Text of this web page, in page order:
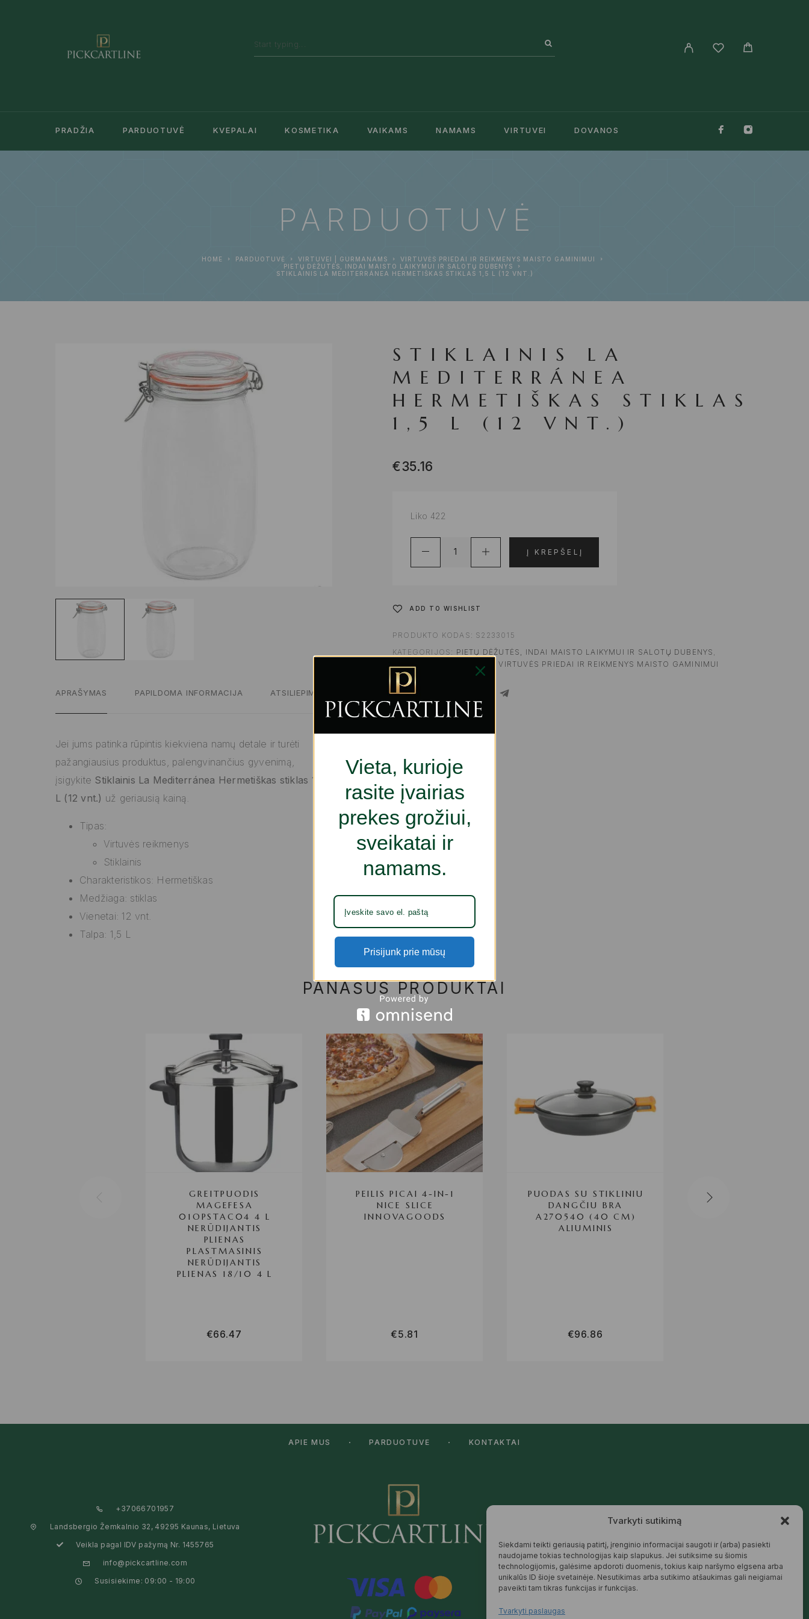
Tvarkyti sutikimą
Siekdami teikti geriausią patirtį, įrenginio informacijai saugoti ir (arba) pasiekti
naudojame tokias technologijas kaip slapukus. Jei sutiksime su šiomis
technologijomis, galėsime apdoroti duomenis, tokius kaip naršymo elgsena arba
unikalūs ID šioje svetainėje. Nesutikimas arba sutikimo atšaukimas gali neigiamai
paveikti tam tikras funkcijas ir funkcijas.
Tvarkyti paslaugas
PRADŽIA PARDUOTUVĖ KVEPALAI KOSMETIKA VAIKAMS NAMAMS VIRTUVEI DOVANOS
PARDUOTUVĖ
HOME PARDUOTUVĖ VIRTUVEI | GURMANAMS
VIRTUVĖS PRIEDAI IR REIKMENYS MAISTO GAMINIMUI
PIETŲ DĖŽUTĖS, INDAI MAISTO LAIKYMUI IR SALOTŲ DUBENYS
STIKLAINIS LA MEDITERRÁNEA HERMETIŠKAS STIKLAS 1,5 L (12 VNT.)
APRAŠYMAS PAPILDOMA INFORMACIJA ATSILIEPIMAI
Jei jums patinka rūpintis kiekviena namų detale ir turėti
pažangiausius produktus, palengvinančius gyvenimą,
įsigykite Stiklainis La Mediterránea Hermetiškas stiklas 1,5
L (12 vnt.) už geriausią kainą.
Tipas:
Virtuvės reikmenys
Stiklainis
Charakteristikos: Hermetiškas
Medžiaga: stiklas
Vienetai: 12 vnt.
Talpa: 1,5 L
STIKLAINIS LA
MEDITERRÁNEA
HERMETIŠKAS STIKLAS
1,5 L (12 VNT.)
€35.16
Liko 422
Į KREPŠELĮ
ADD TO WISHLIST
PRODUKTO KODAS: S2233015
KATEGORIJOS: PIETŲ DĖŽUTĖS, INDAI MAISTO LAIKYMUI IR SALOTŲ DUBENYS
,VIRTUVĖS PRIEDAI IR REIKMENYS MAISTO GAMINIMUI
SHARE
PANAŠŪS PRODUKTAI
GREITPUODIS
MAGEFESA
01OPSTAC04 4 L
NERŪDIJANTIS
PLIENAS
PLASTMASINIS
NERŪDIJANTIS
PLIENAS 18/10 4 L
€66.47
PEILIS PICAI 4-IN-1
NICE SLICE
INNOVAGOODS
€5.81
PUODAS SU STIKLINIU
DANGČIU BRA
A270540 (40 CM)
ALIUMINIS
€96.86
APIE MUS PARDUOTUVĖ KONTAKTAI
+37066701957
Landsbergio Žemkalnio 32, 49295 Kaunas, Lietuva
Veikla pagal IDV pažymą Nr. 1455765
info@pickcartline.com
Susisiekime: 09:00 - 19:00
apie šeimą, jaukius namus ir harmoningą
draugiškos tiek Jums, tiek gamtai.
SKAITYTI DAUGIAU
Vieta, kurioje
rasite įvairias
prekes grožiui,
sveikatai ir
namams.
Prisijunk prie mūsų